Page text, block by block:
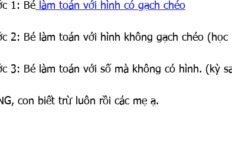
1: Bé làm toán với hình có gạch chéo
2: Bé làm toán với hình không gạch chéo (học
3: Bé làm toán với số mà không có hình. (kỳ
con biết trừ luôn rồi các mẹ ạ.